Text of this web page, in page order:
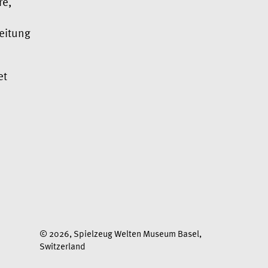
© 2026, Spielzeug Welten Museum Basel,
Switzerland